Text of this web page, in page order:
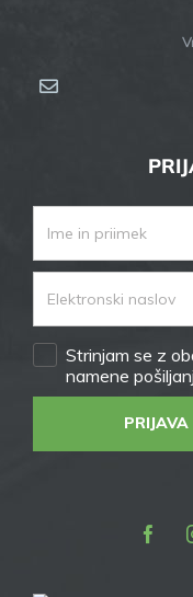
Strinjam se z
namene